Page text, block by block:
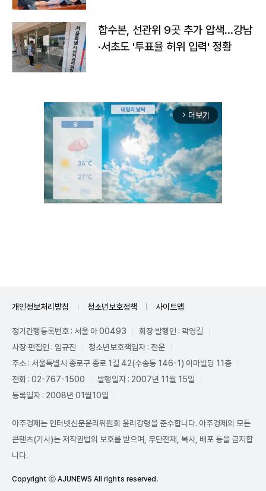
합수본, 선관위 9곳 추가 압색…강남
·서초도 '투표율 허위 입력' 정황
arrow_forward_ios 더보기
개인정보처리방침 청소년보호정책 사이트맵
정기간행등록번호 : 서울 아 00493
회장·발행인 : 곽영길
사장·편집인 : 임규진
청소년보호책임자 : 전운
주소 : 서울특별시 종로구 종로 1길 42(수송동 146-1) 이마빌딩 11층
전화 : 02-767-1500
발행일자 : 2007년 11월 15일
등록일자 : 2008년 01월10일
아주경제는 인터넷신문윤리위원회 윤리강령을 준수합니다. 아주경제의 모든
콘텐츠(기사)는 저작권법의 보호를 받으며, 무단전재, 복사, 배포 등을 금지합
니다.
Copyright ⓒ AJUNEWS All rights reserved.